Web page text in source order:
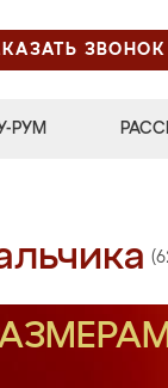
ЗВОНОК
РУМ